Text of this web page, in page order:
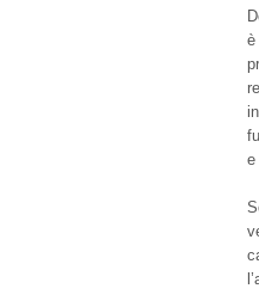
è
e